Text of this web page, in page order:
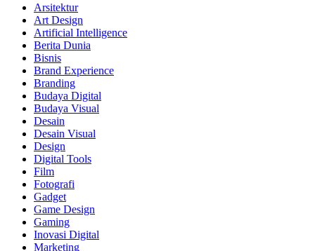
Arsitektur
Art Design
Artificial Intelligence
Berita Dunia
Bisnis
Brand Experience
Branding
Budaya Digital
Budaya Visual
Desain
Desain Visual
Design
Digital Tools
Film
Fotografi
Gadget
Game Design
Gaming
Inovasi Digital
Marketing